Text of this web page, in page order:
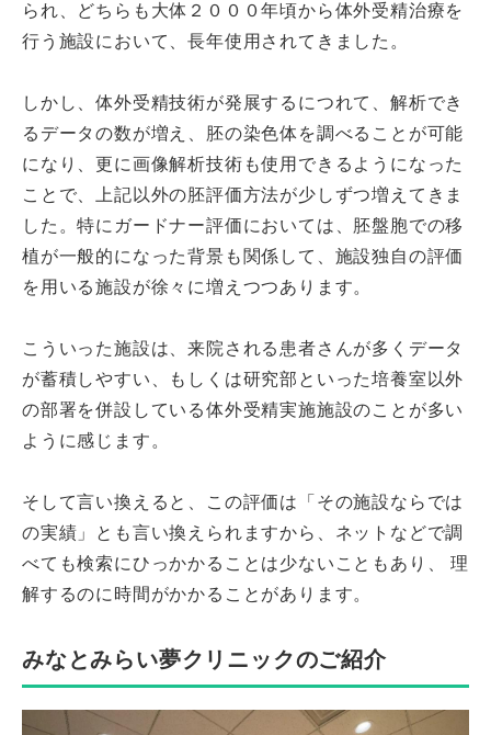
られ、どちらも大体２０００年頃から体外受精治療を
行う施設において、長年使用されてきました。
しかし、体外受精技術が発展するにつれて、解析でき
るデータの数が増え、胚の染色体を調べることが可能
になり、更に画像解析技術も使用できるようになった
ことで、上記以外の胚評価方法が少しずつ増えてきま
した。特にガードナー評価においては、胚盤胞での移
植が一般的になった背景も関係して、施設独自の評価
を用いる施設が徐々に増えつつあります。
こういった施設は、来院される患者さんが多くデータ
が蓄積しやすい、もしくは研究部といった培養室以外
の部署を併設している体外受精実施施設のことが多い
ように感じます。
そして言い換えると、この評価は「その施設ならでは
の実績」とも言い換えられますから、ネットなどで調
べても検索にひっかかることは少ないこともあり、 理
解するのに時間がかかることがあります。
みなとみらい夢クリニックのご紹介